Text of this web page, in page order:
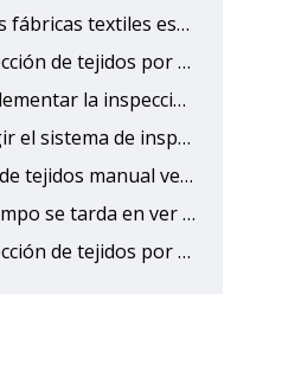
¿Por qué las fábricas textiles están cambiando a la inspección de tejidos con IA?
¿Es la inspección de tejidos por IA más precisa que la humana?
¿Cómo implementar la inspección de tejidos basada en IA para eliminar la salida de defectos?
¿Cómo elegir el sistema de inspección de tejidos con IA adecuado?
Inspección de tejidos manual versus IA: precisión, velocidad y comparación de costos
¿Cuánto tiempo se tarda en ver el retorno de la inversión (ROI) de la inspección de tejidos con IA?
¿Es la inspección de tejidos por IA mejor que la inspección manual tradicional?